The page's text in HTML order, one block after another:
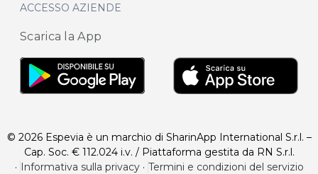
ACCESSO AZIENDE
Scarica la App
© 2026 Espevia è un marchio di SharinApp International S.r.l. –
Cap. Soc. € 112.024 i.v. / Piattaforma gestita da RN S.r.l.
· Informativa sulla privacy· Termini e condizioni del servizio